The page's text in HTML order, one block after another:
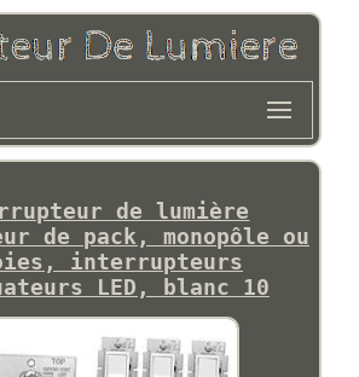
de lumière
de pack, monopôle ou
interrupteurs
LED, blanc 10